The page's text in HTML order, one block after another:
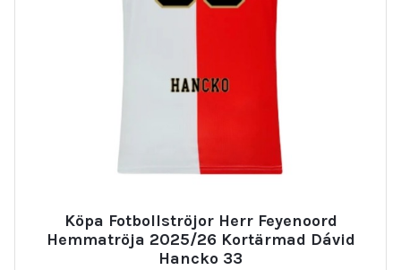
Köpa Fotbollströjor Herr Feyenoord
Hemmatröja 2025/26 Kortärmad Dávid
Hancko 33